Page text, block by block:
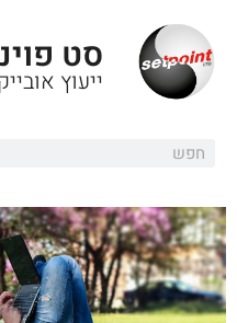
סט
ייעוץ